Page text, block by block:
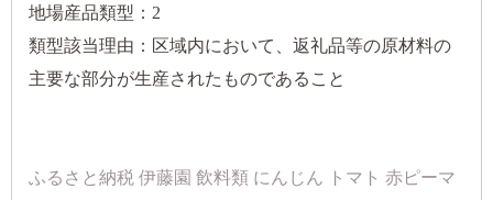
地場産品類型：2
類型該当理由：区域内において、返礼品等の原材料の
主要な部分が生産されたものであること
ふるさと納税 伊藤園 飲料類 にんじん トマト 赤ピーマ